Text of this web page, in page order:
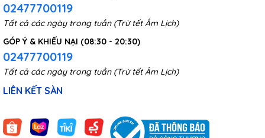
02477700119
Tất cả các ngày trong tuần (Trừ tết Âm Lịch)
GÓP Ý & KHIẾU NẠI (08:30 - 20:30)
02477700119
Tất cả các ngày trong tuần (Trừ tết Âm Lịch)
LIÊN KẾT SÀN